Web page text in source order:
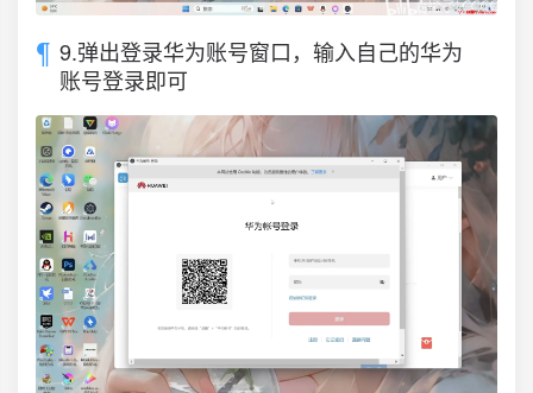
9.弹出登录华为账号窗口，输入自己的华为
账号登录即可